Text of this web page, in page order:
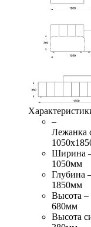
–
Лежанка
Ширина
1050мм
Глубина
1850мм
Высота –
680мм
Высота